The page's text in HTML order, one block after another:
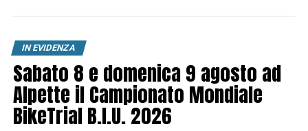
IN EVIDENZA
Sabato 8 e domenica 9 agosto ad
Alpette il Campionato Mondiale
BikeTrial B.I.U. 2026